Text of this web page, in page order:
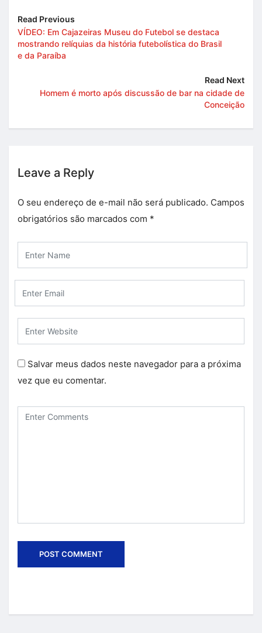
Read Previous
VÍDEO: Em Cajazeiras Museu do Futebol se destaca
mostrando relíquias da história futebolística do Brasil
e da Paraíba
Read Next
Homem é morto após discussão de bar na cidade de
Conceição
Leave a Reply
O seu endereço de e-mail não será publicado. Campos
obrigatórios são marcados com *
Salvar meus dados neste navegador para a próxima
vez que eu comentar.